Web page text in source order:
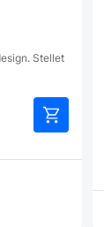
Stellet